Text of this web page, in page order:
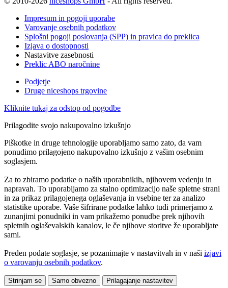
Impresum in pogoji uporabe
Varovanje osebnih podatkov
Splošni pogoji poslovanja (SPP) in pravica do preklica
Izjava o dostopnosti
Nastavitve zasebnosti
Preklic ABO naročnine
Podjetje
Druge niceshops trgovine
Kliknite tukaj za odstop od pogodbe
Prilagodite svojo nakupovalno izkušnjo
Piškotke in druge tehnologije uporabljamo samo zato, da vam
ponudimo prilagojeno nakupovalno izkušnjo z vašim osebnim
soglasjem.
Za to zbiramo podatke o naših uporabnikih, njihovem vedenju in
napravah. To uporabljamo za stalno optimizacijo naše spletne strani
in za prikaz prilagojenega oglaševanja in vsebine ter za analizo
statistike uporabe. Vaše šifrirane podatke lahko tudi primerjamo z
zunanjimi ponudniki in vam prikažemo ponudbe prek njihovih
spletnih oglaševalskih kanalov, le če njihove storitve že uporabljate
sami.
Preden podate soglasje, se pozanimajte v nastavitvah in v naši izjavi
o varovanju osebnih podatkov.
Strinjam se Samo obvezno Prilagajanje nastavitev